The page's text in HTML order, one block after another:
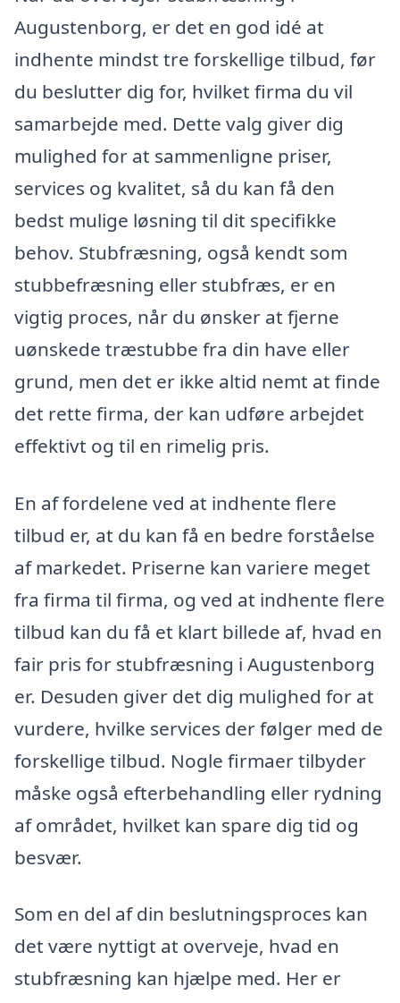
Augustenborg, er det en god idé at
indhente mindst tre forskellige tilbud, før
du beslutter dig for, hvilket firma du vil
samarbejde med. Dette valg giver dig
mulighed for at sammenligne priser,
services og kvalitet, så du kan få den
bedst mulige løsning til dit specifikke
behov. Stubfræsning, også kendt som
stubbefræsning eller stubfræs, er en
vigtig proces, når du ønsker at fjerne
uønskede træstubbe fra din have eller
grund, men det er ikke altid nemt at finde
det rette firma, der kan udføre arbejdet
effektivt og til en rimelig pris.
En af fordelene ved at indhente flere
tilbud er, at du kan få en bedre forståelse
af markedet. Priserne kan variere meget
fra firma til firma, og ved at indhente flere
tilbud kan du få et klart billede af, hvad en
fair pris for stubfræsning i Augustenborg
er. Desuden giver det dig mulighed for at
vurdere, hvilke services der følger med de
forskellige tilbud. Nogle firmaer tilbyder
måske også efterbehandling eller rydning
af området, hvilket kan spare dig tid og
besvær.
Som en del af din beslutningsproces kan
det være nyttigt at overveje, hvad en
stubfræsning kan hjælpe med. Her er